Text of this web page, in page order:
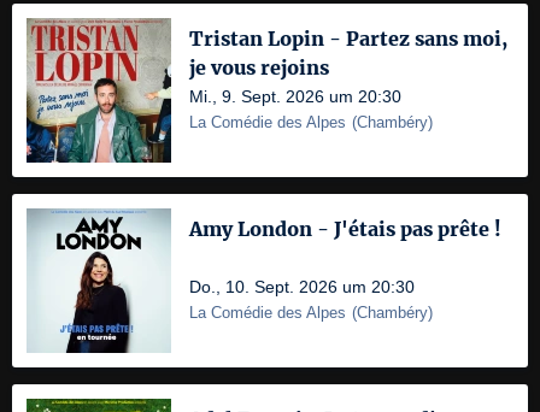
Tristan Lopin - Partez sans moi,
je vous rejoins
Mi., 9. Sept. 2026 um 20:30
La Comédie des Alpes (Chambéry)
Amy London - J'étais pas prête !
Do., 10. Sept. 2026 um 20:30
La Comédie des Alpes (Chambéry)